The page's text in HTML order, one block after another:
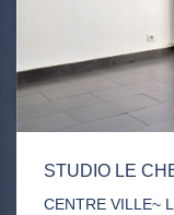
STUDIO LE
CENTRE VILLE~ LE CHESNAY